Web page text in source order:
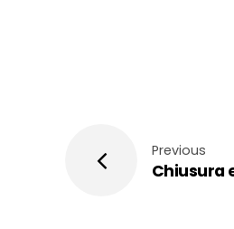
Previous
Chiusura